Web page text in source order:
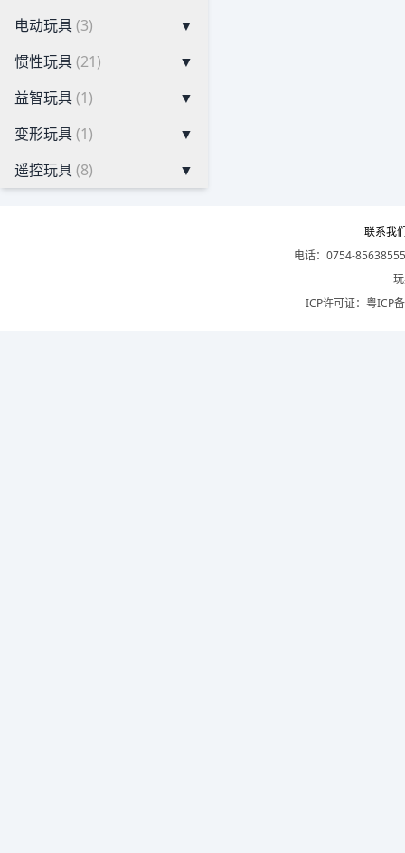
电动玩具(3)
▼
惯性玩具(21)
▼
益智玩具(1)
▼
变形玩具(1)
▼
遥控玩具(8) ▼
联系我
电话：0754-
ICP许可证： 粤ICP